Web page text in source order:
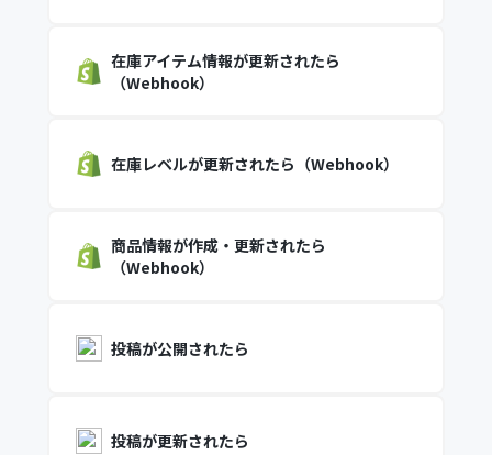
在庫アイテム情報が更新されたら
（Webhook）
在庫レベルが更新されたら（Webhook）
商品情報が作成・更新されたら
（Webhook）
投稿が公開されたら
投稿が更新されたら